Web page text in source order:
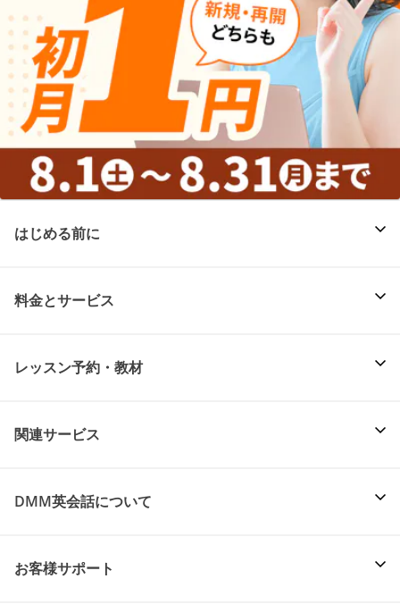
はじめる前に
料金とサービス
レッスン予約・教材
関連サービス
DMM英会話について
お客様サポート